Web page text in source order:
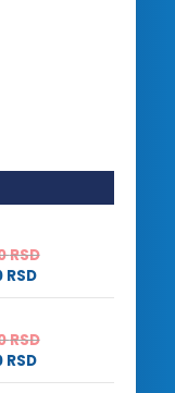
RSDRaspon
od
do
RSDRaspon
cena:
2,384.00 RSD
do
2,832.00 RSD
RSDRaspon
od
RSDRaspon
cena: